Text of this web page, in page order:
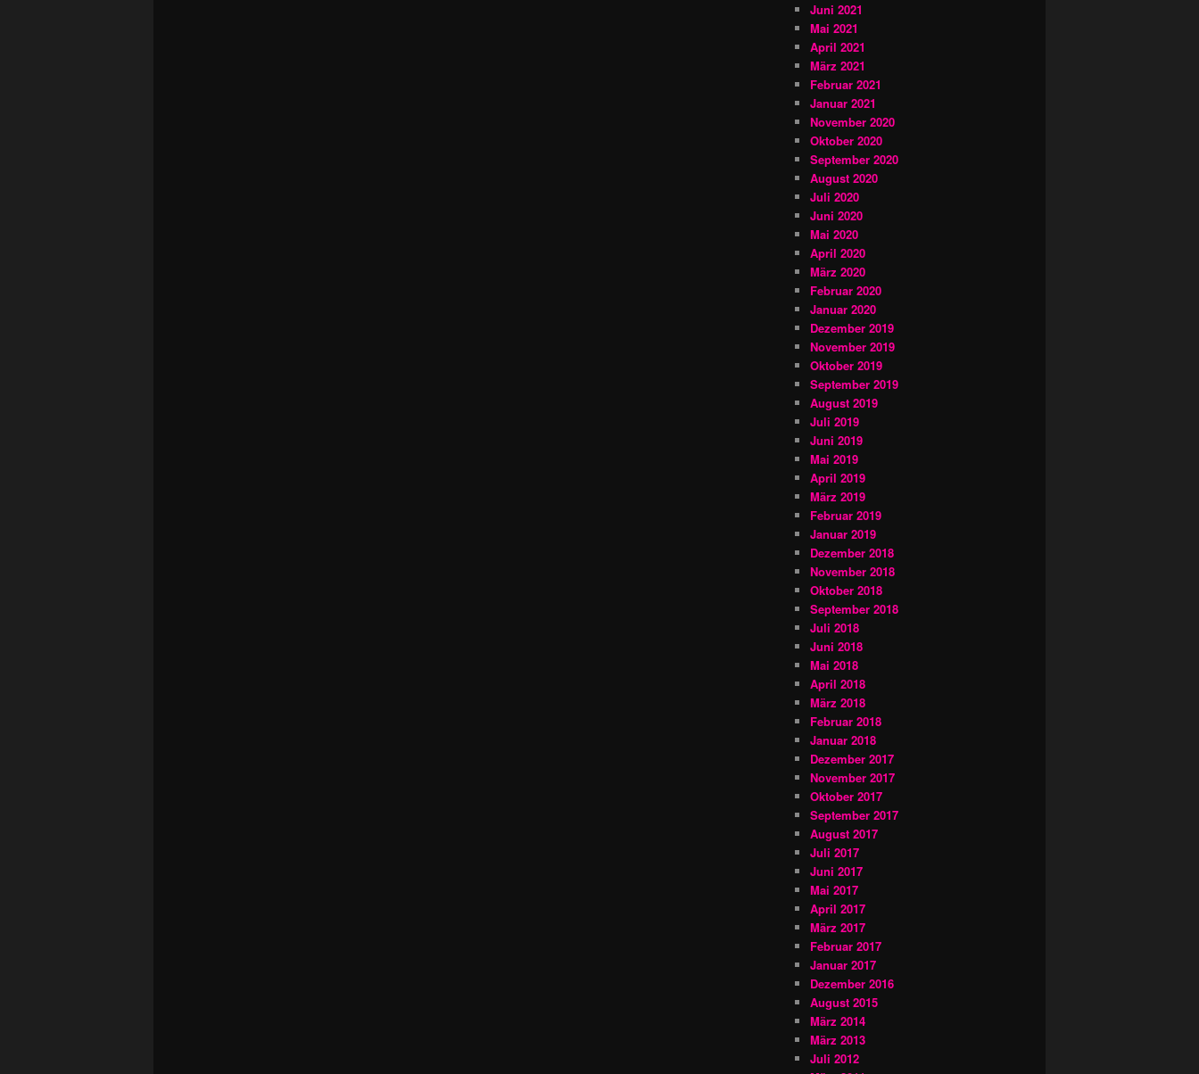
Juni 2021
Mai 2021
April 2021
März 2021
Februar 2021
Januar 2021
November 2020
Oktober 2020
September 2020
August 2020
Juli 2020
Juni 2020
Mai 2020
April 2020
März 2020
Februar 2020
Januar 2020
Dezember 2019
November 2019
Oktober 2019
September 2019
August 2019
Juli 2019
Juni 2019
Mai 2019
April 2019
März 2019
Februar 2019
Januar 2019
Dezember 2018
November 2018
Oktober 2018
September 2018
Juli 2018
Juni 2018
Mai 2018
April 2018
März 2018
Februar 2018
Januar 2018
Dezember 2017
November 2017
Oktober 2017
September 2017
August 2017
Juli 2017
Juni 2017
Mai 2017
April 2017
März 2017
Februar 2017
Januar 2017
Dezember 2016
August 2015
März 2014
März 2013
Juli 2012